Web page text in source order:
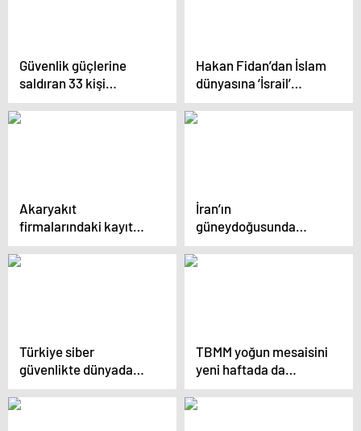
Güvenlik güçlerine
saldıran 33 kişi
tutuklandı
Hakan Fidan’dan İslam
dünyasına ‘İsrail’
çağrısı
Akaryakıt
firmalarındaki kayıt
dışılığa sıkı takip
İran’ın
güneydoğusunda
saldırı: 5 ölü
Türkiye siber
güvenlikte dünyada
öncü
TBMM yoğun mesaisini
yeni haftada da
sürdürecek